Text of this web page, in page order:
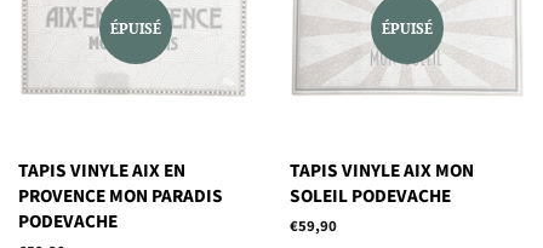
ÉPUISÉ
TAPIS VINYLE AIX EN
PROVENCE MON PARADIS
PODEVACHE
ÉPUISÉ
TAPIS VINYLE AIX MON
SOLEIL PODEVACHE
Prix
€59,90